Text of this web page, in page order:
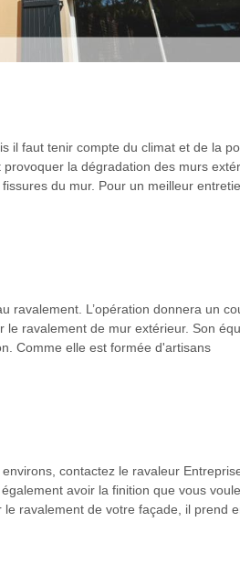
il faut tenir compte du climat et de la
la dégradation des murs
du mur. Pour un meilleur
ravalement. L’opération donnera un
le ravalement de mur extérieur. Son
Comme elle est formée d'artisans
contactez le ravaleur
avoir la finition que vous
ravalement de votre façade, il prend